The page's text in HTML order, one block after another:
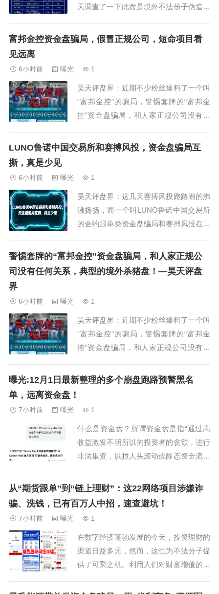
天调查了一下此盘是境外不法份子伪造的
吸金中，请参与人远离，高度预警，即将
是资金盘...
富邦金控资金盘骗局，假冒正规公司，短命项目看
见远离
6小时前 曝光 1
昊天评盘界：近期不少粉丝爆料了一个叫
“富邦金控”的骗局，警惕套牌的“富邦金
控”资金盘骗局，和人家正规公司没有任
子冒充正规公司，制作涉诈APP。打着
方或虚...
LUNO鲁诺中国交易所和赛搏风投，资金盘骗局互
撕，真是少见
6小时前 曝光 1
昊天评盘界：这几天赛搏风投跑路闹的沸
沸扬扬，而一个叫LUNO鲁诺中国交易所
的合约跟单类资金盘骗局和赛搏风投在群
伙其实都是柬埔寨那边的，只是不是一个
园区的而已，属于竞争关系，群里诈骗犯
举报诈骗犯这就有点意思了！事情的起因
了一百多万...
警惕套牌的“富邦金控”资金盘骗局，和人家正规公
司没有任何关系，典型的境外杀猪盘！—昊天评盘
界
6小时前 曝光 1
昊天评盘界：近期不少粉丝爆料了一个叫
“富邦金控”的骗局，警惕套牌的“富邦金
控”资金盘骗局，和人家正规公司没有任
子冒充正规公司，制作涉诈APP。打着
方或虚...
曝光:12月1日最新整理的多个崩盘跑路预警黑名
单，远离资金盘！
7小时前 曝光 1
什么是资金盘？所谓资金盘是指“通过高
收益激发不明所以的投资者的贪欲，进行
非法集资，以拉人头滚动或静态资金流通
的本金和利息都来源于新加入会员的本
金，本质就是金字塔式传销诈骗。所以一
旦没有新鲜血液注入，平台操盘手无利可
群：915043...
从“期货跟单”到“链上理财”：这22网络项目涉嫌诈
骗、洗钱，已有百万人中招，速查避坑！
7小时前 曝光 1
在数字经济蓬勃发展的今天，投资理财的
渠道日益多元，然而，这也为不法分子提
供了可乘之机。利用人们对财富增值的渴
构等光鲜旗号，炮制出一个又一个令人眼